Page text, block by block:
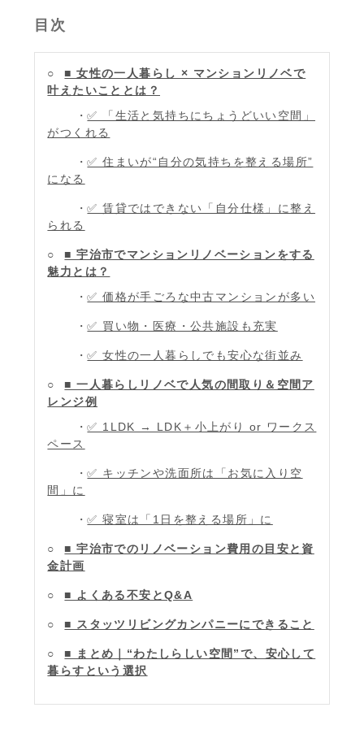
目次
■ 女性の一人暮らし × マンションリノベで
叶えたいこととは？
✅ 「生活と気持ちにちょうどいい空間」
がつくれる
✅ 住まいが“自分の気持ちを整える場所”
になる
✅ 賃貸ではできない「自分仕様」に整え
られる
■ 宇治市でマンションリノベーションをする
魅力とは？
✅ 価格が手ごろな中古マンションが多い
✅ 買い物・医療・公共施設も充実
✅ 女性の一人暮らしでも安心な街並み
■ 一人暮らしリノベで人気の間取り＆空間ア
レンジ例
✅ 1LDK → LDK＋小上がり or ワークス
ペース
✅ キッチンや洗面所は「お気に入り空
間」に
✅ 寝室は「1日を整える場所」に
■ 宇治市でのリノベーション費用の目安と資
金計画
■ よくある不安とQ&A
■ スタッツリビングカンパニーにできること
■ まとめ｜“わたしらしい空間”で、安心して
暮らすという選択